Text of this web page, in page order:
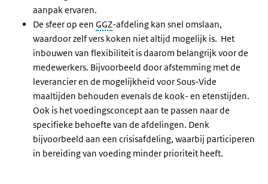
aanpak ervaren.
De sfeer op een GGZ-afdeling kan snel omslaan,
waardoor zelf vers koken niet altijd mogelijk is. Het
inbouwen van flexibiliteit is daarom belangrijk voor de
medewerkers. Bijvoorbeeld door afstemming met de
leverancier en de mogelijkheid voor Sous-Vide
maaltijden behouden evenals de kook- en etenstijden.
Ook is het voedingsconcept aan te passen naar de
specifieke behoefte van de afdelingen. Denk
bijvoorbeeld aan een crisisafdeling, waarbij participeren
in bereiding van voeding minder prioriteit heeft.